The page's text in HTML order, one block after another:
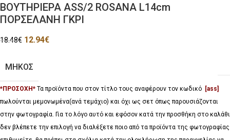
ΒΟΥΤΗΡΙΕΡΑ ASS/2 ROSANA L14cm
ΠΟΡΣΕΛΑΝΗ ΓΚΡΙ
18.48€ 12.94€
ΜΗΚΟΣ
*ΠΡΟΣΟΧΗ* Τα προϊόντα που στον τίτλο τους αναφέρουν τον κωδικό [ass]
πωλούνται μεμονωμένα(ανά τεμάχιο) και όχι ως σετ όπως παρουσιάζονται
στην φωτογραφία. Για το λόγο αυτό και εφόσον κατά την προσθήκη στο καλάθι
δεν βλέπετε την επιλογή να διαλέξετε ποιο από τα προϊόντα της φωτογραφίας